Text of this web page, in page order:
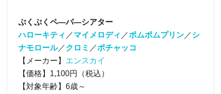
ぷくぷくペ―パ―シアター
ハローキティ ／マイメロディ ／ポムポムプリン ／シ
ナモロール／クロミ ／ポチャッコ
【メーカー】 エンスカイ
【価格】1,100円（税込）
【対象年齢】6歳～